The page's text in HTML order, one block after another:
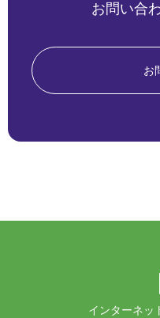
お問い合
お
インターネッ